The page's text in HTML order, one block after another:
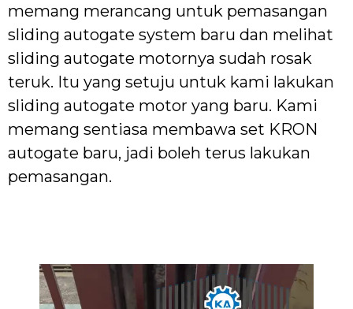
memang merancang untuk pemasangan
sliding autogate system baru dan melihat
sliding autogate motornya sudah rosak
teruk. Itu yang setuju untuk kami lakukan
sliding autogate motor yang baru. Kami
memang sentiasa membawa set KRON
autogate baru, jadi boleh terus lakukan
pemasangan.